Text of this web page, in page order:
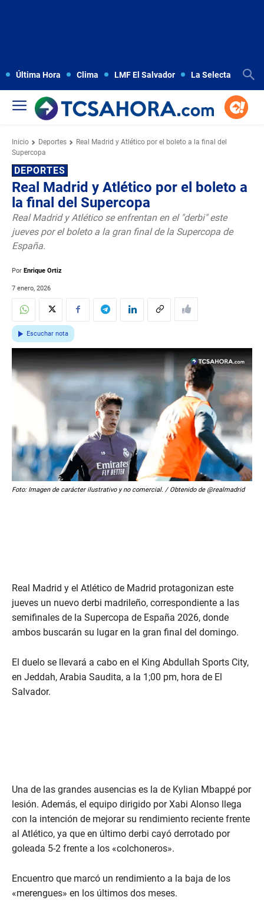
Última Hora Clima LMF El Salvador La Selecta
Inicio Deportes
Real Madrid y Atlético por el boleto a la final del
Supercopa
DEPORTES
Real Madrid y Atlético por el boleto a
la final del Supercopa
Real Madrid y Atlético se enfrentan en el "derbi" este
jueves por el boleto a la gran final de la Supercopa de
España.
Por Enrique Ortiz
7 enero, 2026
Escuchar nota
Foto: Imagen de carácter ilustrativo y no comercial. / Obtenido de @realmadrid
Real Madrid y el Atlético de Madrid protagonizan este
jueves un nuevo derbi madrileño, correspondiente a las
semifinales de la Supercopa de España 2026, donde
ambos buscarán su lugar en la gran final del domingo.
El duelo se llevará a cabo en el King Abdullah Sports City,
en Jeddah, Arabia Saudita, a la 1;00 pm, hora de El
Salvador.
Una de las grandes ausencias es la de Kylian Mbappé por
lesión. Además, el equipo dirigido por Xabi Alonso llega
con la intención de mejorar su rendimiento reciente frente
al Atlético, ya que en último derbi cayó derrotado por
goleada 5-2 frente a los «colchoneros».
Encuentro que marcó un rendimiento a la baja de los
«merengues» en los últimos dos meses.